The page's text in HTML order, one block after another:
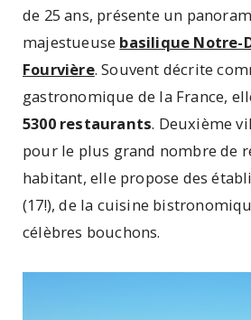
de 25 ans, présente un
majestueuse basilique Notre-
Fourvière. Souvent décrite
gastronomique de la France,
5300 restaurants. Deuxième
pour le plus grand nombre de
habitant, elle propose des
(17!), de la cuisine
célèbres bouchons.